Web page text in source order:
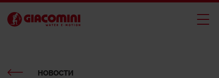
НОВОСТИ